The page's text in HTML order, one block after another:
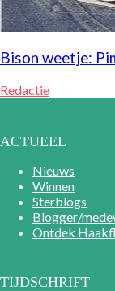
Bison weetje:
Redactie
ACTUEEL
Nieuws
Winnen
Sterblogs
Blogger/
Ontdek
TIJDSCHRIFT